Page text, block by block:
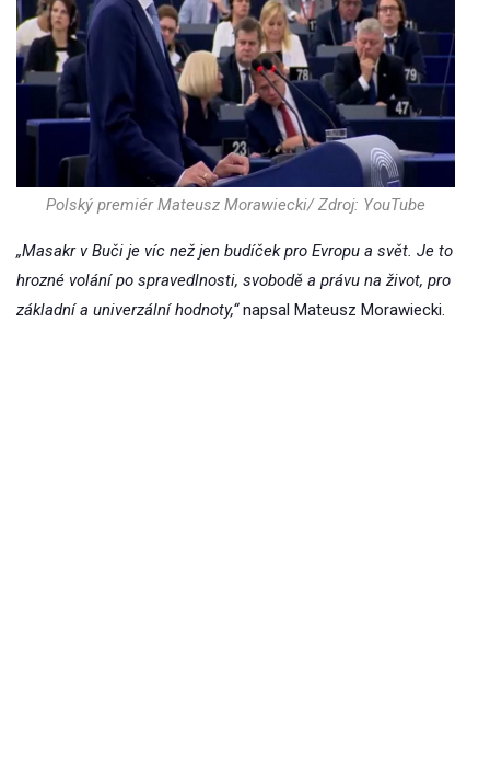
Polský premiér Mateusz Morawiecki/ Zdroj: YouTube
„Masakr v Buči je víc než jen budíček pro Evropu a svět. Je to
hrozné volání po spravedlnosti, svobodě a právu na život, pro
základní a univerzální hodnoty,“napsal Mateusz Morawiecki.